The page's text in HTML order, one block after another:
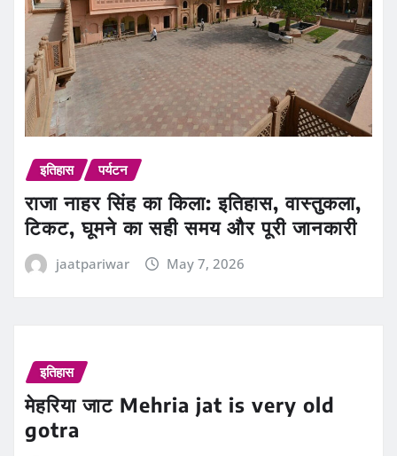
इतिहास पर्यटन
राजा नाहर सिंह का किला: इतिहास, वास्तुकला,
टिकट, घूमने का सही समय और पूरी जानकारी
jaatpariwar May 7, 2026
इतिहास
मेहरिया जाट Mehria jat is very old
gotra